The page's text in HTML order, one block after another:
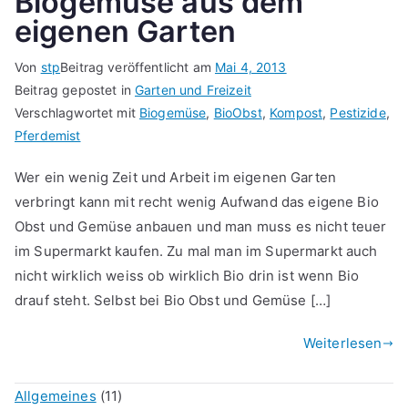
eigenen Garten
Von stpBeitrag veröffentlicht am Mai 4, 2013
Beitrag gepostet inGarten und Freizeit
Verschlagwortet mit Biogemüse, BioObst, Kompost, Pestizide,
Pferdemist
Wer ein wenig Zeit und Arbeit im eigenen Garten
verbringt kann mit recht wenig Aufwand das eigene Bio
Obst und Gemüse anbauen und man muss es nicht teuer
im Supermarkt kaufen. Zu mal man im Supermarkt auch
nicht wirklich weiss ob wirklich Bio drin ist wenn Bio
drauf steht. Selbst bei Bio Obst und Gemüse […]
Weiterlesen
Allgemeines (11)